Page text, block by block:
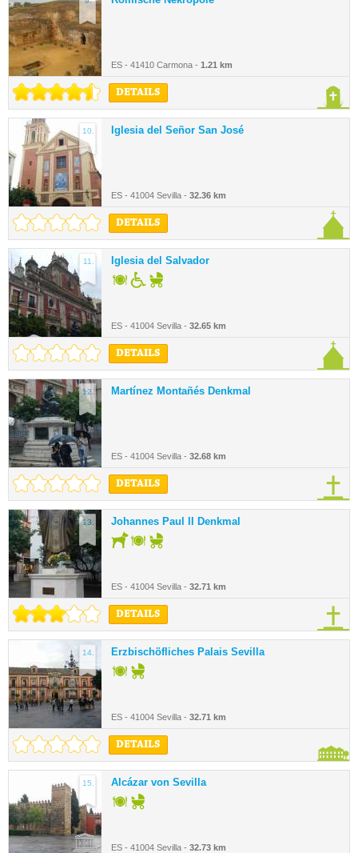
ES - 41410 Carmona - 1.21 km
DETAILS
10. Iglesia del Señor San José
ES - 41004 Sevilla - 32.36 km
DETAILS
11. Iglesia del Salvador
ES - 41004 Sevilla - 32.65 km
DETAILS
12. Martínez Montañés Denkmal
ES - 41004 Sevilla - 32.68 km
DETAILS
13. Johannes Paul II Denkmal
ES - 41004 Sevilla - 32.71 km
DETAILS
14. Erzbischöfliches Palais Sevilla
ES - 41004 Sevilla - 32.71 km
DETAILS
15. Alcázar von Sevilla
ES - 41004 Sevilla - 32.73 km